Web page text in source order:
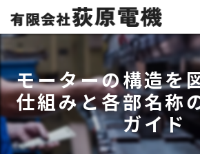
モーターの構造を
仕組みと各部名称
ガイド